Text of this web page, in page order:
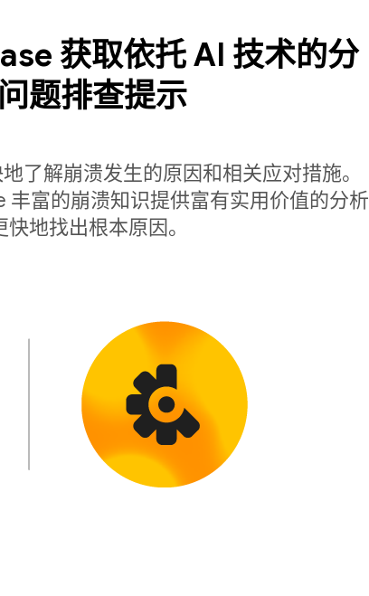
获取依托 AI 技术的分
题排查提示
了解崩溃发生的原因和相关应对措施。
丰富的崩溃知识提供富有实用价值的分析
地找出根本原因。